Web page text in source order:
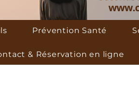
Prévention Santé
& Réservation en ligne